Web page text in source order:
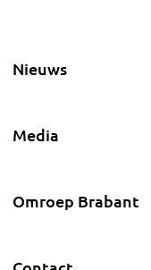
Nieuws
Media
Omroep Brabant